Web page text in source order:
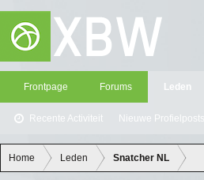
Frontpage Forums Leden
Recente Activiteit Nieuwe Profielposts
Home Leden Snatcher NL